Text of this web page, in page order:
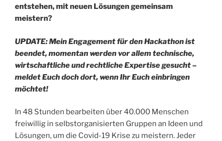
entstehen, mit neuen Lösungen gemeinsam
meistern?
UPDATE: Mein Engagement für den Hackathon ist
beendet, momentan werden vor allem technische,
wirtschaftliche und rechtliche Expertise gesucht –
meldet Euch doch dort, wenn Ihr Euch einbringen
möchtet!
In 48 Stunden bearbeiten über 40.000 Menschen
freiwillig in selbstorganisierten Gruppen an Ideen und
Lösungen, um die Covid-19 Krise zu meistern. Jeder